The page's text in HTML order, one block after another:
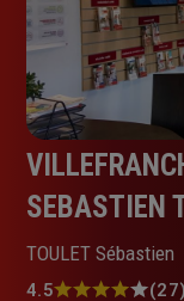
SEBASTIEN
TOULET Sébastien
Note
4.5 (27)